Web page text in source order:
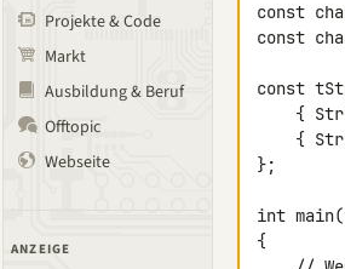
Projekte & Code
Markt
Ausbildung & Beruf
Offtopic
Webseite
ANZEIGE
const
const
const
};
int
{